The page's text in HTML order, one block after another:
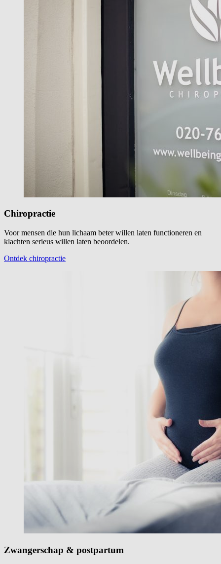
Chiropractie
Voor mensen die hun lichaam beter willen laten functioneren en
klachten serieus willen laten beoordelen.
Ontdek chiropractie
Zwangerschap & postpartum